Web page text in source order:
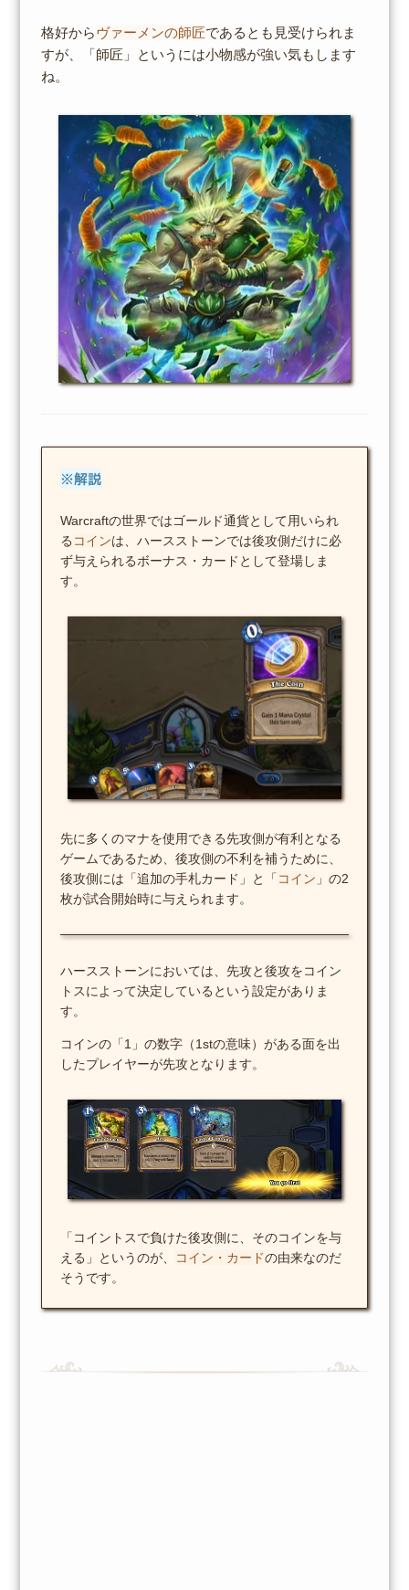
格好からヴァーメンの師匠であるとも見受けられま
すが、「師匠」というには小物感が強い気もします
ね。
※解説
Warcraftの世界ではゴールド通貨として用いられ
る コインは、ハースストーンでは後攻側だけに必
ず与えられるボーナス・カードとして登場しま
す。
先に多くのマナを使用できる先攻側が有利となる
ゲームであるため、後攻側の不利を補うために、
後攻側には「追加の手札カード」と「コイン 」の2
枚が試合開始時に与えられます。
ハースストーンにおいては、先攻と後攻をコイン
トスによって決定しているという設定がありま
す。
コインの「1」の数字（1stの意味）がある面を出
したプレイヤーが先攻となります。
「コイントスで負けた後攻側に、そのコインを与
える」というのが、
コイン・カードの由来なのだ
そうです。